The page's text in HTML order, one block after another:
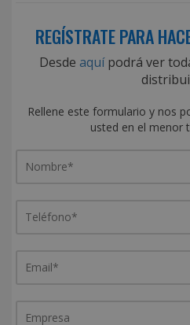
REGÍSTRATE PARA
Desde aquípodrá ver
Rellene este formulario y nos
usted en el menor